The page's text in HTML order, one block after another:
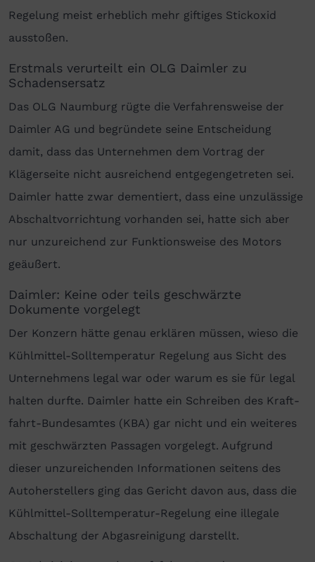
Regelung meist erheblich mehr giftiges Stick­oxid
ausstoßen.
Erstmals verurteilt ein OLG Daimler zu
Schadensersatz
Das OLG Naumburg rügte die Verfahrensweise der
Daimler AG und begründete seine Entscheidung
damit, dass das Unternehmen dem Vortrag der
Klägerseite nicht ausreichend entgegengetreten sei.
Daimler hatte zwar dementiert, dass eine unzulässige
Abschaltvorrichtung vorhanden sei, hatte sich aber
nur unzureichend zur Funktionsweise des Motors
geäußert.
Daimler: Keine oder teils geschwärzte
Dokumente vorgelegt
Der Konzern hätte genau erklären müssen, wieso die
Kühlmittel-Solltemperatur Regelung aus Sicht des
Unter­nehmens legal war oder warum es sie für legal
halten durfte. Daimler hatte ein Schreiben des Kraft­
fahrt­-Bundes­amtes (KBA) gar nicht und ein weiteres
mit geschwärzten Passagen vorgelegt. Aufgrund
dieser unzureichenden Informationen seitens des
Autoherstellers ging das Gericht davon aus, dass die
Kühl­mittel-Soll­temperatur-Regelung eine illegale
Abschaltung der Abgas­reinigung darstellt.